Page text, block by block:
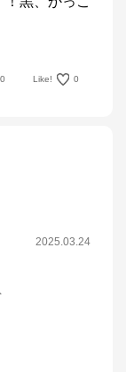
0 Like! 0
2025.03.24